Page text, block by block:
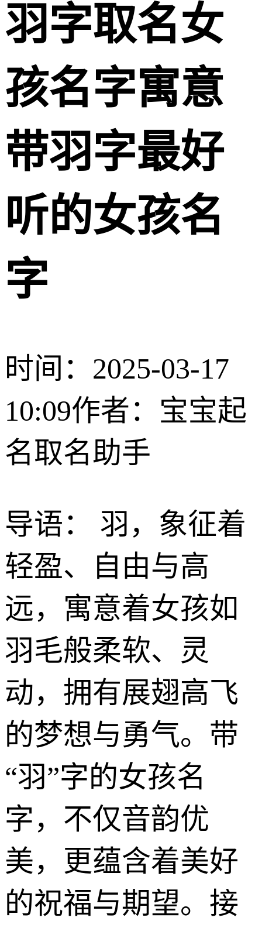
羽字取名女
孩名字寓意
带羽字最好
听的女孩名
字
时间：2025-03-17
10:09作者：宝宝起
名取名助手
导语： 羽，象征着
轻盈、自由与高
远，寓意着女孩如
羽毛般柔软、灵
动，拥有展翅高飞
的梦想与勇气。带
“羽”字的女孩名
字，不仅音韵优
美，更蕴含着美好
的祝福与期望。接